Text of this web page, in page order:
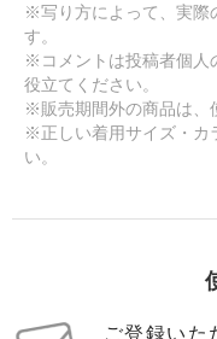
※写り方によって、実際
す。
※コメントは投稿者個人
役立てください。
※販売期間外の商品は、
※正しい着用サイズ・カ
い。
ご登録いた